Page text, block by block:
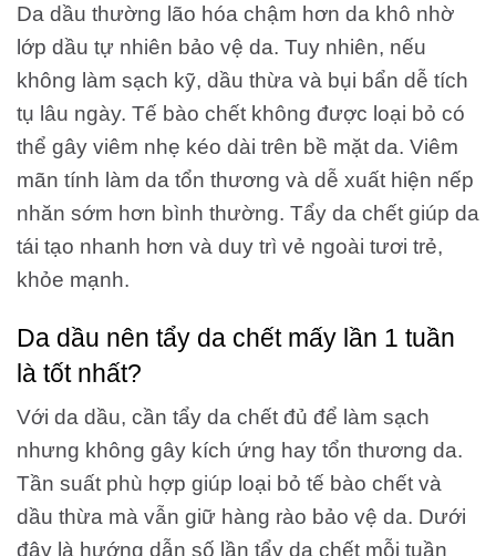
Da dầu thường lão hóa chậm hơn da khô nhờ
lớp dầu tự nhiên bảo vệ da. Tuy nhiên, nếu
không làm sạch kỹ, dầu thừa và bụi bẩn dễ tích
tụ lâu ngày. Tế bào chết không được loại bỏ có
thể gây viêm nhẹ kéo dài trên bề mặt da. Viêm
mãn tính làm da tổn thương và dễ xuất hiện nếp
nhăn sớm hơn bình thường. Tẩy da chết giúp da
tái tạo nhanh hơn và duy trì vẻ ngoài tươi trẻ,
khỏe mạnh.
Da dầu nên tẩy da chết mấy lần 1 tuần
là tốt nhất?
Với da dầu, cần tẩy da chết đủ để làm sạch
nhưng không gây kích ứng hay tổn thương da.
Tần suất phù hợp giúp loại bỏ tế bào chết và
dầu thừa mà vẫn giữ hàng rào bảo vệ da. Dưới
đây là hướng dẫn số lần tẩy da chết mỗi tuần